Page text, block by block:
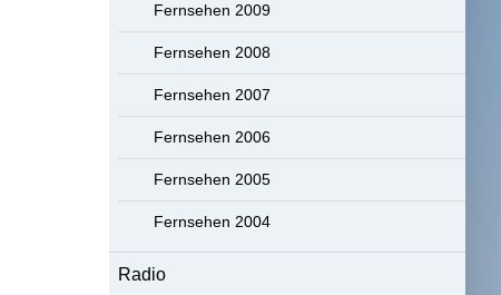
Fernsehen 2009
Fernsehen 2008
Fernsehen 2007
Fernsehen 2006
Fernsehen 2005
Fernsehen 2004
Radio